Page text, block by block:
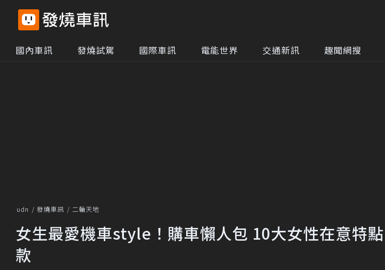
國內車訊 發燒試駕 國際車訊 電能世界 交通新訊 趣聞網搜
udn 發燒車訊 二輪天地
女生最愛機車style！購車懶人包 10大女性在意特
款